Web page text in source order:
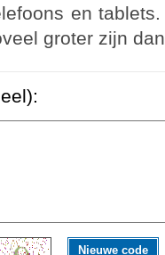
en
groter zijn
Nieuwe code